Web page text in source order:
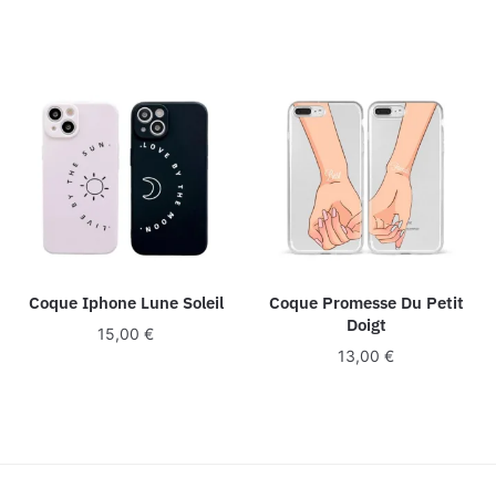
Coque Iphone Lune Soleil
15,00€
Coque Promesse Du Petit
Doigt
13,00€